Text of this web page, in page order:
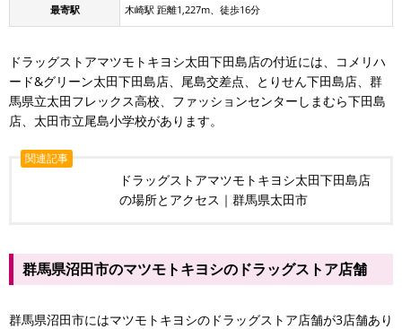
最寄駅 木崎駅 距離1,227m、徒歩16分
ドラッグストアマツモトキヨシ太田下田島店の付近には、コメリハ
ード&グリーン太田下田島店、尾島交差点、とりせん下田島店、群
馬県立太田フレックス高校、ファッションセンターしまむら下田島
店、太田市立尾島小学校があります。
関連記事
ドラッグストアマツモトキヨシ太田下田島店
の場所とアクセス｜群馬県太田市
群馬県沼田市のマツモトキヨシのドラッグストア店舗
群馬県沼田市にはマツモトキヨシのドラッグストア店舗が3店舗あり